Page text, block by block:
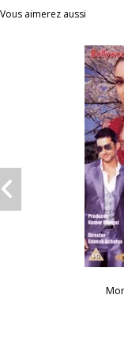
Vous aimerez aussi